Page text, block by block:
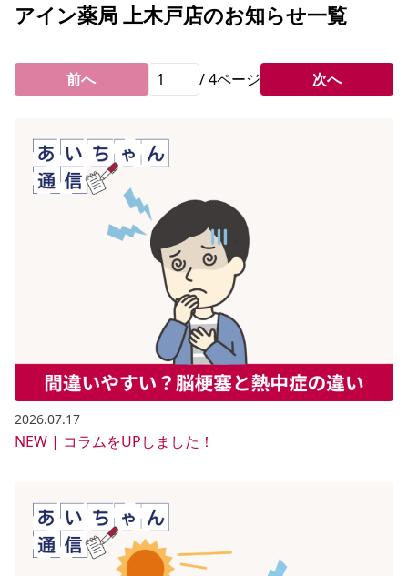
アイン薬局 上木戸店のお知らせ一覧
前へ /4ページ 次へ
2026.07.17
NEW | コラムをUPしました！